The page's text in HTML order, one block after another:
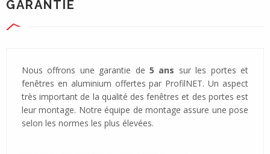
GARANTIE
Nous offrons une garantie de 5 ans sur les portes et
fenêtres en aluminium offertes par ProfilNET. Un aspect
très important de la qualité des fenêtres et des portes est
leur montage. Notre équipe de montage assure une pose
selon les normes les plus élevées.